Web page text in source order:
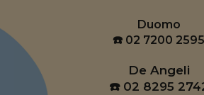
Duomo
☎️ 02 7200 2595
De Angeli
☎️ 02 8295